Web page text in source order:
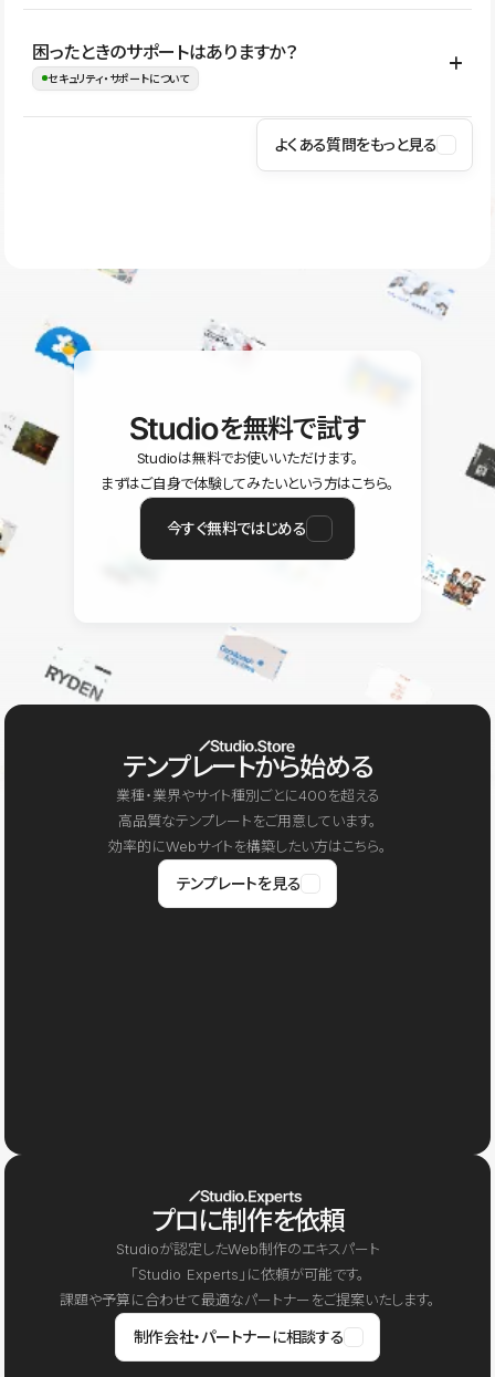
ながらレイアウトに影響を与えずに更新作業を進めやすくなりま
す。
Studioでは、公開サイトやサービスを安全に利用できるよう、通信
の暗号化、データ保護、アクセス管理、脆弱性対策など、複数の観
はSSL/TLSによる通信暗号化に対応しており、悪質なスクリプトの
困ったときのサポートはありますか？
セキュリティ・サポートについて
操作方法や機能については、ヘルプセンターでご確認いただけま
ユーザー同士で質問・相談できるコミュニティもご利用ください。
よくある質問をもっと見る
を無料で試す
Studioは無料でお使いいただけます。
まずはご自身で体験してみたいという方はこちら。
今すぐ無料ではじめる
テンプレートから始める
業種・業界やサイト種別ごとに400を超える
高品質なテンプレートをご用意しています。
効率的にWebサイトを構築したい方はこちら。
テンプレートを見る
プロに制作を依頼
Studioが認定したWeb制作のエキスパート
「Studio Experts」に依頼が可能です。
課題や予算に合わせて最適なパートナーをご提案いたします。
制作会社・パートナーに相談する